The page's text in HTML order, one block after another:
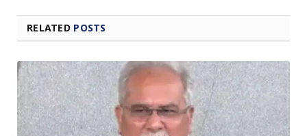
RELATED POSTS